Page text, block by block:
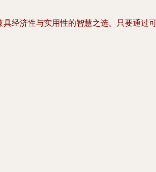
具经济性与实用性的智慧之选。只要通过